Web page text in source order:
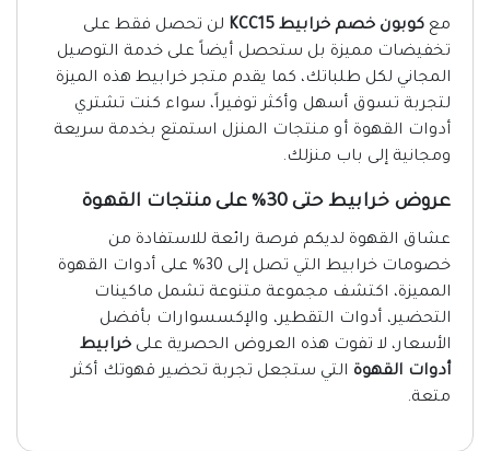
مع كوبون خصم خرابيط KCC15
لن تحصل فقط على
تخفيضات مميزة بل ستحصل أيضاً على خدمة التوصيل
المجاني لكل طلباتك، كما يقدم متجر خرابيط هذه الميزة
لتجربة تسوق أسهل وأكثر توفيراً، سواء كنت تشتري
أدوات القهوة أو منتجات المنزل استمتع بخدمة سريعة
ومجانية إلى باب منزلك.
عروض خرابيط حتى 30% على منتجات القهوة
عشاق القهوة لديكم فرصة رائعة للاستفادة من
خصومات خرابيط التي تصل إلى 30% على أدوات القهوة
المميزة، اكتشف مجموعة متنوعة تشمل ماكينات
التحضير، أدوات التقطير، والإكسسوارات بأفضل
الأسعار، لا تفوت هذه العروض الحصرية على خرابيط
أدوات القهوة التي ستجعل تجربة تحضير قهوتك أكثر
متعة.